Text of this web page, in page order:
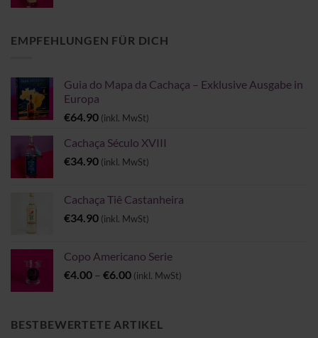
€32.90
EMPFEHLUNGEN FÜR DICH
Guia do Mapa da Cachaça – Exklusive Ausgabe in
Europa
€64.90 (inkl. MwSt)
Cachaça Século XVIII
€34.90 (inkl. MwSt)
Cachaça Tiê Castanheira
€34.90 (inkl. MwSt)
Copo Americano Serie
€4.00 – €6.00Preisspanne:
€6.00
(inkl. MwSt)
BESTBEWERTETE ARTIKEL